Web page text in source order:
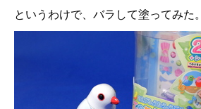
というわけで、バラして塗ってみた。